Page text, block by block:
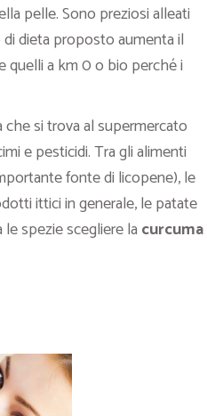
pelle. Sono preziosi alleati
dieta proposto aumenta il
quelli a km 0 o bio perché i
si trova al supermercato
e pesticidi. Tra gli alimenti
fonte di licopene), le
ittici in generale, le patate
spezie scegliere lacurcuma